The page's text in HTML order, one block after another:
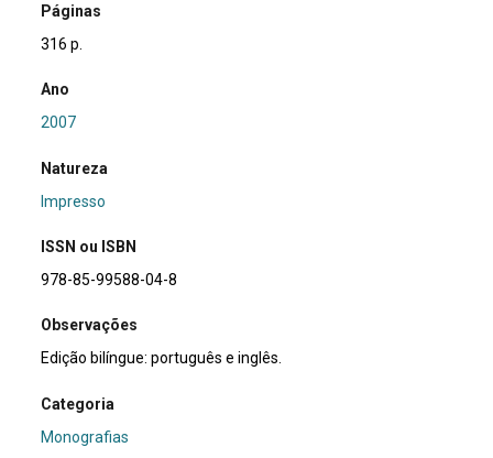
Páginas
316 p.
Ano
2007
Natureza
Impresso
ISSN ou ISBN
978-85-99588-04-8
Observações
Edição bilíngue: português e inglês.
Categoria
Monografias